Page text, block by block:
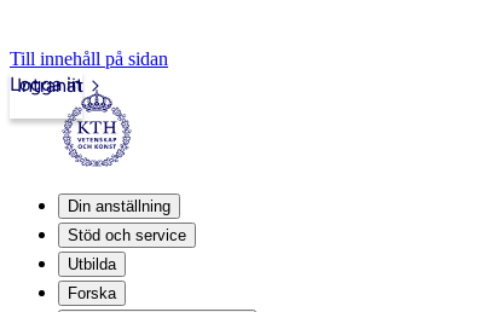
Till innehåll på sidan
Intranät
Logga in
Din anställning
Stöd och service
Utbilda
Forska